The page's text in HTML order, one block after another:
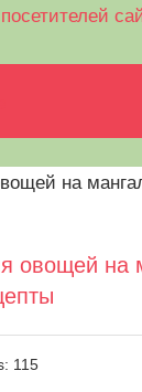
овощей на
115